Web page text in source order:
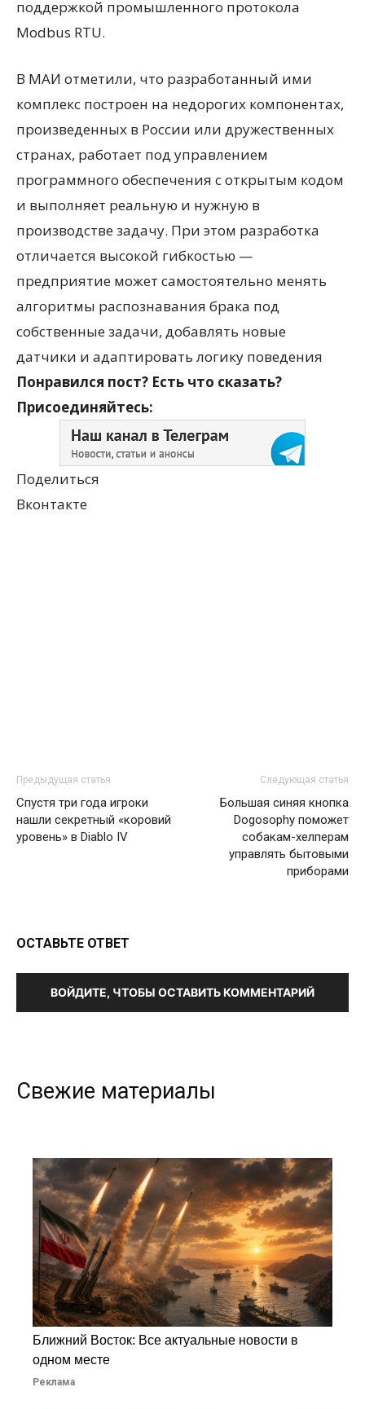
поддержкой промышленного протокола
Modbus RTU.
В МАИ отметили, что разработанный ими
комплекс построен на недорогих компонентах,
произведенных в России или дружественных
странах, работает под управлением
программного обеспечения с открытым кодом
и выполняет реальную и нужную в
производстве задачу. При этом разработка
отличается высокой гибкостью —
предприятие может самостоятельно менять
алгоритмы распознавания брака под
собственные задачи, добавлять новые
датчики и адаптировать логику поведения
Понравился пост? Есть что сказать?
Присоединяйтесь:
Поделиться
Вконтакте
Предыдущая статья
Спустя три года игроки
нашли секретный «коровий
уровень» в Diablo IV
Следующая статья
Большая синяя кнопка
Dogosophy поможет
собакам-хелперам
управлять бытовыми
приборами
ОСТАВЬТЕ ОТВЕТ
ВОЙДИТЕ, ЧТОБЫ ОСТАВИТЬ КОММЕНТАРИЙ
Свежие материалы
Ближний Восток: Все актуальные новости в
одном месте
Реклама